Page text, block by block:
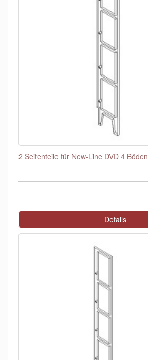
2 Seitenteile für New-Line DVD 4 Böden
Details